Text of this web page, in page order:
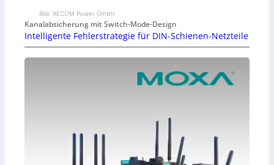
Bild: RECOM Power GmbH
Kanalabsicherung mit Switch-Mode-Design
Intelligente Fehlerstrategie für DIN-Schienen-Netzteile